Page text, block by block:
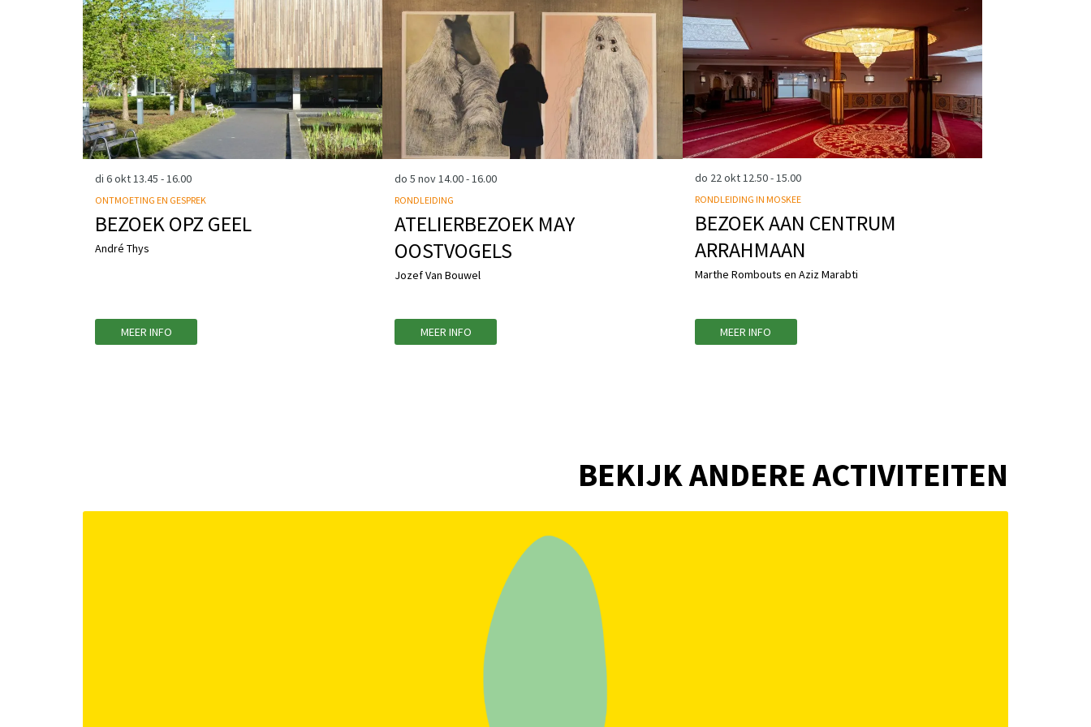
BEZOEK OPZ GEEL
André Thys
ONTMOETING EN GESPREK
di 6 okt13.45 - 16.00
MEER INFO
ATELIERBEZOEK MAY
OOSTVOGELS
Jozef Van Bouwel
RONDLEIDING
do 5 nov14.00 - 16.00
MEER INFO
BEZOEK AAN CENTRUM
ARRAHMAAN
Marthe Rombouts en Aziz Marabti
RONDLEIDING IN MOSKEE
do 22 okt12.50 - 15.00
MEER INFO
BEKIJK ANDERE ACTIVITEITEN